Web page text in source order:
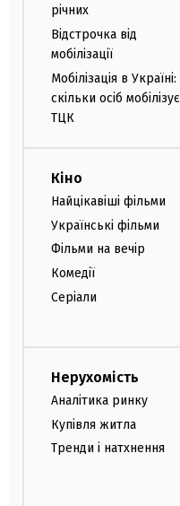
річних
Відстрочка від
мобілізації
Мобілізація в Україні:
скільки осіб мобілізує
ТЦК
Кіно
Найцікавіші фільми
Українські фільми
Фільми на вечір
Комедії
Серіали
Нерухомість
Аналітика ринку
Купівля житла
Тренди і натхнення